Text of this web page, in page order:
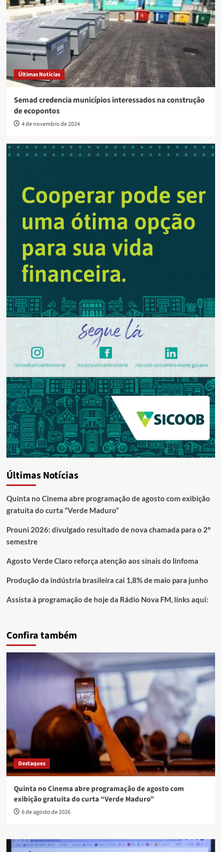
Últimas Notícias
Semad credencia municípios interessados na construção
de ecopontos
4 de novembro de 2024
Últimas Notícias
Quinta no Cinema abre programação de agosto com exibição
gratuita do curta “Verde Maduro”
Prouni 2026: divulgado resultado de nova chamada para o 2º
semestre
Agosto Verde Claro reforça atenção aos sinais do linfoma
Produção da indústria brasileira cai 1,8% de maio para junho
Assista à programação de hoje da Rádio Nova FM, links aqui:
Confira também
Destaques
Quinta no Cinema abre programação de agosto com
exibição gratuita do curta “Verde Maduro”
6 de agosto de 2026